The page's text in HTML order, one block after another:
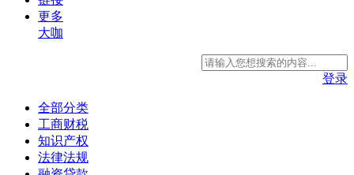
更多
大咖
登录
全部分类
工商财税
知识产权
法律法规